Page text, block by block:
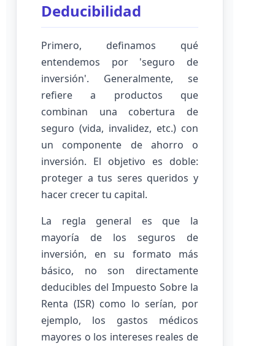
Deducibilidad
Primero, definamos qué
entendemos por 'seguro de
inversión'. Generalmente, se
refiere a productos que
combinan una cobertura de
seguro (vida, invalidez, etc.) con
un componente de ahorro o
inversión. El objetivo es doble:
proteger a tus seres queridos y
hacer crecer tu capital.
La regla general es que la
mayoría de los seguros de
inversión, en su formato más
básico, no son directamente
deducibles del Impuesto Sobre la
Renta (ISR) como lo serían, por
ejemplo, los gastos médicos
mayores o los intereses reales de